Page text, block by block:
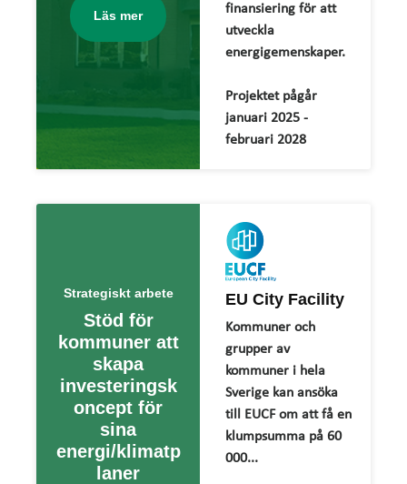
Läs mer
finansiering för att
utveckla
energigemenskaper.
Projektet pågår
januari 2025 -
februari 2028
Strategiskt arbete
Stöd för
kommuner att
skapa
investeringsk
oncept för
sina
energi/klimatp
laner
EU City Facility
Kommuner och
grupper av
kommuner i hela
Sverige kan ansöka
till EUCF om att få en
klumpsumma på 60
000...